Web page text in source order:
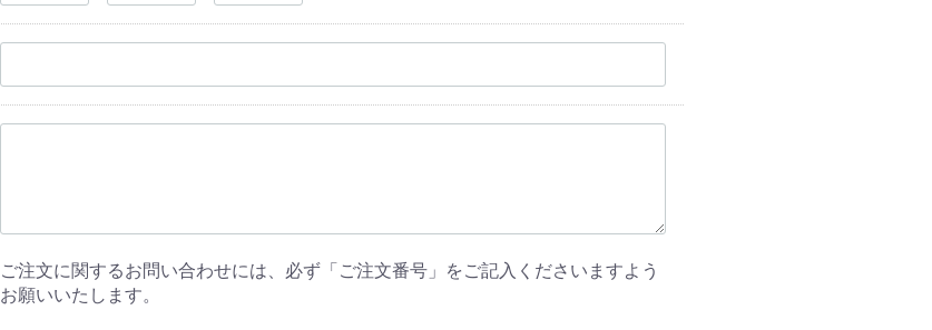
ご注文に関するお問い合わせには、必ず「ご注文番号」をご記入くださいますよう
お願いいたします。